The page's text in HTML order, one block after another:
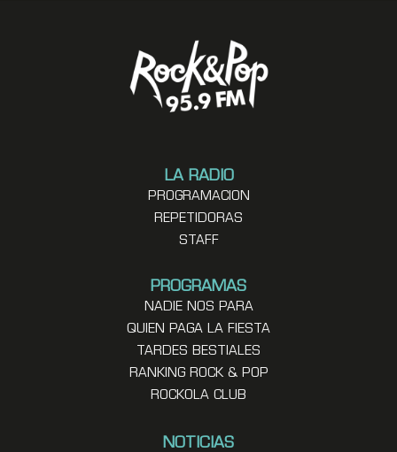
LA RADIO
PROGRAMACION
REPETIDORAS
STAFF
PROGRAMAS
NADIE NOS PARA
QUIEN PAGA LA FIESTA
TARDES BESTIALES
RANKING ROCK & POP
ROCKOLA CLUB
NOTICIAS